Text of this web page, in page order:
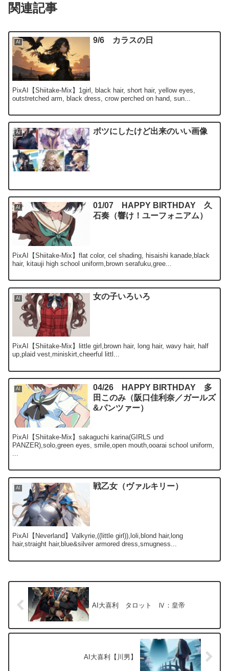
関連記事
AI 9/6 カラスの日
PixAI【Shiitake-Mix】1girl, black hair, short hair, yellow eyes,
outstretched arm, black dress, crow perched on hand, sun...
AI ボツにしたけど出来のいい画像
AI
01/07 HAPPY BIRTHDAY 久
石奏（響け！ユーフォニアム）
PixAI【Shiitake-Mix】flat color, cel shading, hisaishi kanade,black
hair, kitauji high school uniform,brown serafuku,gree...
AI 女の子いろいろ
PixAI【Shiitake-Mix】little girl,brown hair, long hair, wavy hair, half
up,plaid vest,miniskirt,cheerful littl...
AI
04/26 HAPPY BIRTHDAY 多
田このみ（阪口佳利奈／ガールズ
&パンツァー）
PixAI【Shiitake-Mix】sakaguchi karina(GIRLS und
PANZER),solo,green eyes, smile,open mouth,ooarai school uniform,
AI 戦乙女（ヴァルキリー）
PixAI【Neverland】Valkyrie,((little girl)),loli,blond hair,long
hair,straight hair,blue&silver armored dress,smugness...
AI大喜利 タロット Ⅳ：皇帝
AI大喜利【川男】